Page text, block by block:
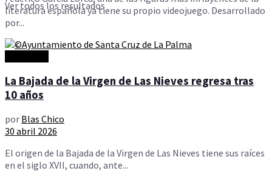
Ver todos los resultados
literatura española ya tiene su propio videojuego. Desarrollado
por...
La Bajada de la Virgen de Las Nieves regresa tras
10 años
por Blas Chico
30 abril 2026
El origen de la Bajada de la Virgen de Las Nieves tiene sus raíces
en el siglo XVII, cuando, ante...